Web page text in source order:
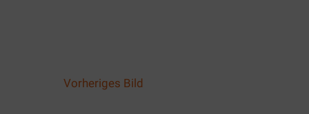
Vorheriges Bild